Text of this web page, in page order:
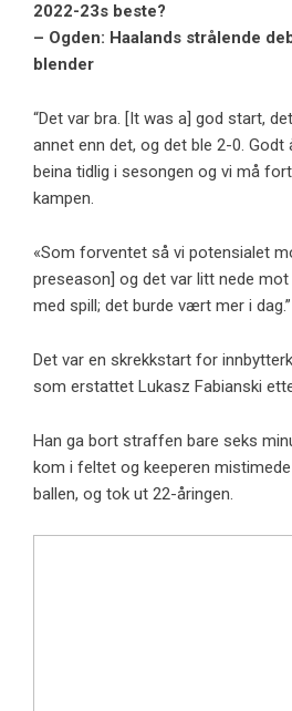
2022-23s beste?
– Ogden: Haalands strålende
blender
“Det var bra. [It was a] god start,
annet enn det, og det ble 2-0.
beina tidlig i sesongen og vi må
kampen.
«Som forventet så vi potensialet
preseason] og det var litt nede
med spill; det burde vært mer i dag.”
Det var en skrekkstart for
som erstattet Lukasz Fabianski
Han ga bort straffen bare seks
kom i feltet og keeperen
ballen, og tok ut 22-åringen.